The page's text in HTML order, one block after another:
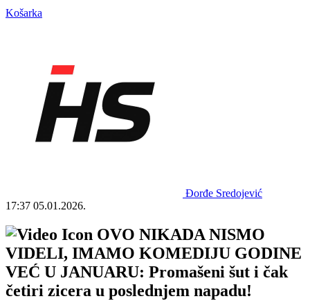
Košarka
Đorđe Sredojević
17:37 05.01.2026.
OVO NIKADA NISMO
VIDELI, IMAMO KOMEDIJU GODINE
VEĆ U JANUARU: Promašeni šut i čak
četiri zicera u poslednjem napadu!